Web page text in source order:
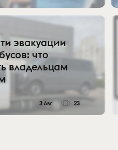
эвакуации
что
владельцам
3 Авг 23